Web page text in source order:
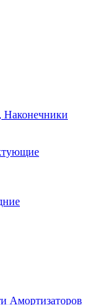
Наконечники
Амортизаторов